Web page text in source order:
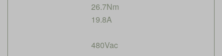
26.7Nm
19.8A
480Vac